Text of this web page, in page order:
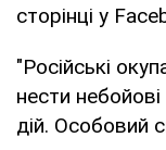
сторінці у
"Російські
нести
дій. Особовий